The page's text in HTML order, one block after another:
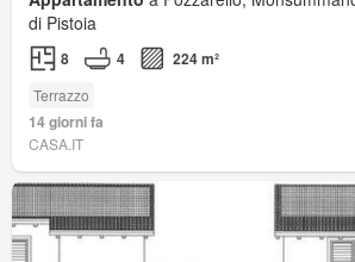
di Pistoia
8 4 224 m²
Terrazzo
14 giorni fa
CASA.IT